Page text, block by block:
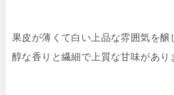
果皮が薄くて白い上品な雰囲気を醸
醇な香りと繊細で上質な甘味があり